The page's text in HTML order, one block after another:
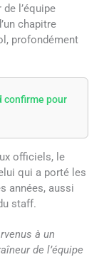
l’équipe
chapitre
profondément
confirme pour
officiels, le
qui a porté les
années, aussi
staff.
à un
de l’équipe